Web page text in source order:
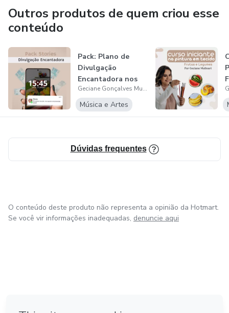
Outros produtos de quem criou esse
conteúdo
Pack: Plano de
Divulgação
Encantadora nos
Stories
Geciane Gonçalves Mulinari
Música e Artes
Dúvidas frequentes
O conteúdo deste produto não representa a opinião da Hotmart.
Se você vir informações inadequadas, denuncie aqui